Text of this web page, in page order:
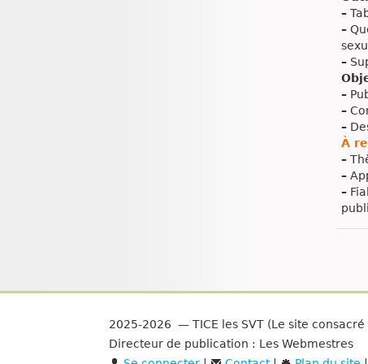
–
–
–
–
–
–
À
–
–
–
2025-2026 — TICE les SVT (Le site
Directeur de publication : Les Webmestres